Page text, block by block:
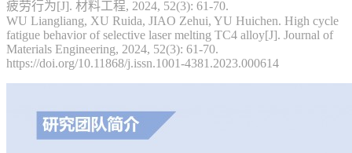
疲劳行为[J]. 材料工程, 2024, 52(3): 61-70.
WU Liangliang, XU Ruida, JIAO Zehui, YU Huichen. High cycle
fatigue behavior of selective laser melting TC4 alloy[J]. Journal of
Materials Engineering, 2024, 52(3): 61-70.
https://doi.org/10.11868/j.issn.1001-4381.2023.000614